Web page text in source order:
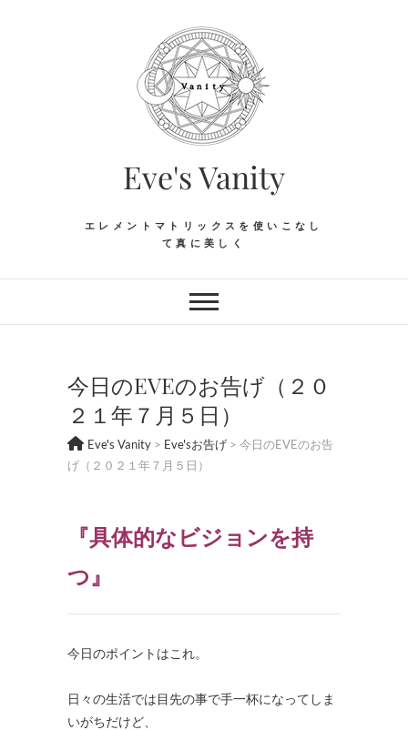
Eve's Vanity
エレメントマトリックスを使いこなし
て真に美しく
今日のEVEのお告げ（２０
２１年７月５日）
Eve's Vanity > Eve'sお告げ > 今日のEVEのお告
げ（２０２１年７月５日）
『具体的なビジョンを持
つ』
今日のポイントはこれ。
日々の生活では目先の事で手一杯になってしま
いがちだけど、